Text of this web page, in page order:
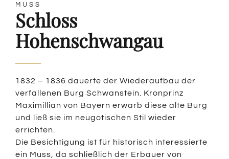
MUSS
Schloss
Hohenschwangau
1832 – 1836 dauerte der Wiederaufbau der
verfallenen Burg Schwanstein. Kronprinz
Maximillian von Bayern erwarb diese alte Burg
und ließ sie im neugotischen Stil wieder
errichten.
Die Besichtigung ist für historisch interessierte
ein Muss, da schließlich der Erbauer von